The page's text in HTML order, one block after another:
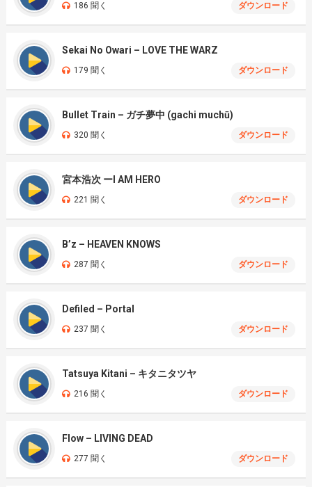
186 聞く ダウンロード
Sekai No Owari – LOVE THE WARZ
179 聞く ダウンロード
Bullet Train – ガチ夢中 (gachi muchū)
320 聞く ダウンロード
宮本浩次 ーI AM HERO
221 聞く ダウンロード
B’z – HEAVEN KNOWS
287 聞く ダウンロード
Defiled – Portal
237 聞く ダウンロード
Tatsuya Kitani – キタニタツヤ
216 聞く ダウンロード
Flow – LIVING DEAD
277 聞く ダウンロード